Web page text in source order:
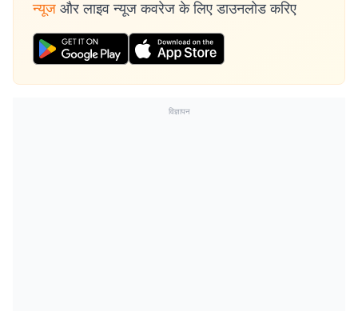
न्यूज और लाइव न्यूज कवरेज के लिए डाउनलोड करिए
विज्ञापन